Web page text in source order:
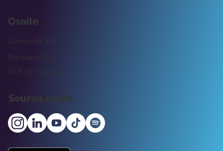
Osoite
Rockway Oy
Lemuntie 3-5
00510 Helsinki
Seuraa meitä